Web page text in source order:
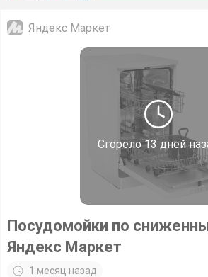
Сгорело13 дней
Яндекс Маркет
Посудомойки по
Яндекс Маркет
1 месяц назад